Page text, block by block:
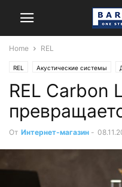
Home REL
REL Акустические системы
Стерео
REL Carbon
От Интернет-магазин -